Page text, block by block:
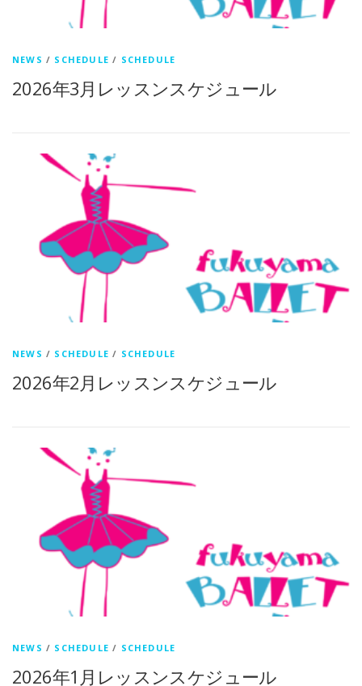
NEWS / SCHEDULE / SCHEDULE
2026年3月レッスンスケジュール
NEWS / SCHEDULE / SCHEDULE
2026年2月レッスンスケジュール
NEWS / SCHEDULE / SCHEDULE
2026年1月レッスンスケジュール